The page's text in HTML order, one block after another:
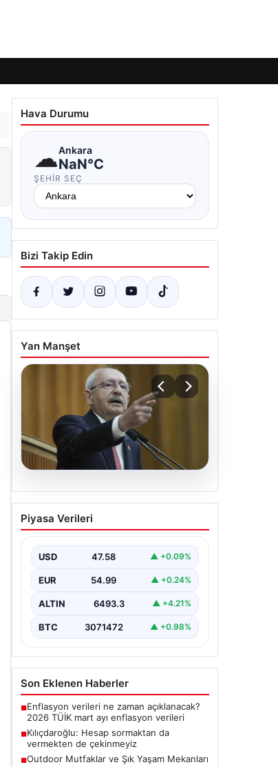
Hava Durumu
☁Ankara
NaN°C
ŞEHIR SEÇ
Bizi Takip Edin
Yan Manşet
Kılıçdaroğlu: Hesap
sormaktan da vermekten
Piyasa Verileri
USD 47.58 ▲ +0.09%
EUR 54.99 ▲ +0.24%
ALTIN 6493.3 ▲ +4.21%
BTC 3071472 ▲ +0.98%
Son Eklenen Haberler
■Enflasyon verileri ne zaman açıklanacak?
2026 TÜİK mart ayı enflasyon verileri
■Kılıçdaroğlu: Hesap sormaktan da
vermekten de çekinmeyiz
■Outdoor Mutfaklar ve Şık Yaşam Mekanları